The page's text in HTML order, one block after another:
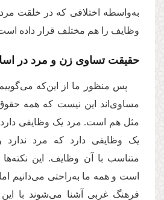
به‌واسطه اختلافی که در خلقت
وظایف را هم مختلف قرار داده
حقیقت تساوی زن و مرد در
پس منظور ما از این‌که
مساوی‌اند این نیست که همه
مثل هم است. مرد یک وظایفی
یک وظایفی دارد که مرد
متناسب با آن وظایف. این نکته‌ها
است و همه ما به‌راحتی می‌دانیم
فرهنگ غربی آشنا می‌شوند با این